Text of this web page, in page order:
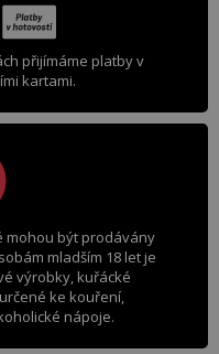
přijímáme platby v
kartami.
mohou být prodávány
mladším 18 let je
výrobky, kuřácké
ke kouření,
nápoje.